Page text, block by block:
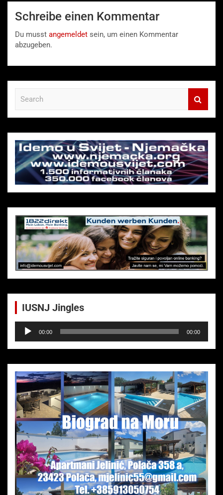
Schreibe einen Kommentar
Du musst angemeldet sein, um einen Kommentar
abzugeben.
c
h
IUSNJ Jingles
Audio-
Player
00:00 00:00